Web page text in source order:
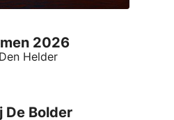
2026
Helder
De Bolder